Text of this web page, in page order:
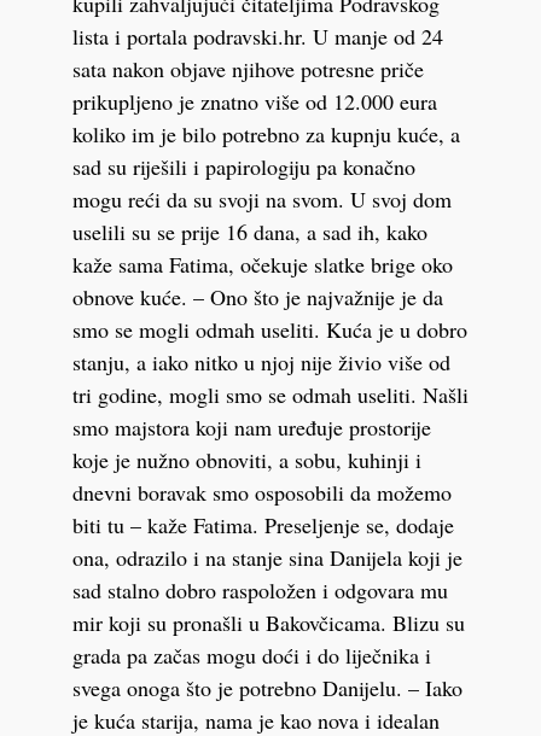
lista i portala podravski.hr. U manje od 24
sata nakon objave njihove potresne priče
prikupljeno je znatno više od 12.000 eura
koliko im je bilo potrebno za kupnju kuće, a
sad su riješili i papirologiju pa konačno
mogu reći da su svoji na svom. U svoj dom
uselili su se prije 16 dana, a sad ih, kako
kaže sama Fatima, očekuje slatke brige oko
obnove kuće. – Ono što je najvažnije je da
smo se mogli odmah useliti. Kuća je u dobro
stanju, a iako nitko u njoj nije živio više od
tri godine, mogli smo se odmah useliti. Našli
smo majstora koji nam uređuje prostorije
koje je nužno obnoviti, a sobu, kuhinji i
dnevni boravak smo osposobili da možemo
biti tu – kaže Fatima. Preseljenje se, dodaje
ona, odrazilo i na stanje sina Danijela koji je
sad stalno dobro raspoložen i odgovara mu
mir koji su pronašli u Bakovčicama. Blizu su
grada pa začas mogu doći i do liječnika i
svega onoga što je potrebno Danijelu. – Iako
je kuća starija, nama je kao nova i idealan